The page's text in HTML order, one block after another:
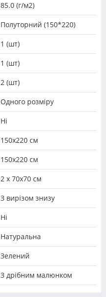
85.0 (г/м2)
Полуторний (150*220)
1 (шт)
1 (шт)
2 (шт)
Одного розміру
Ні
150х220 см
150х220 см
2 х 70х70 см
З вирізом знизу
Ні
Натуральна
Зелений
З дрібним малюнком